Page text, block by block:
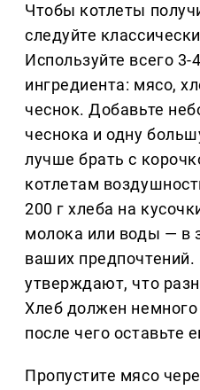
Чтобы котлеты
следуйте
Используйте всего 3-
ингредиента: мясо,
чеснок. Добавьте
чеснока и одну
лучше брать с
котлетам
200 г хлеба на
молока или воды — в
ваших
утверждают, что
Хлеб должен
после чего оставьте
Пропустите мясо